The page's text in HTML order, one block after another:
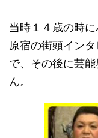
当時１４歳の時
原宿の街頭イン
で、その後に芸
ん。